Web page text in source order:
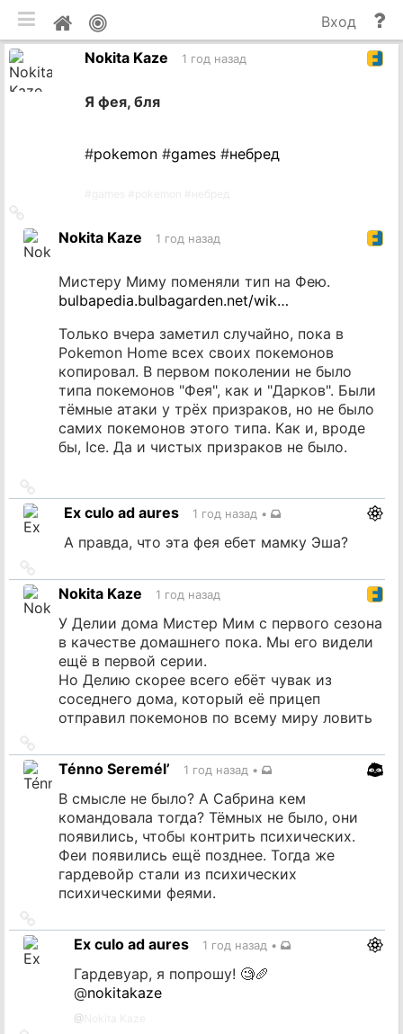
Мой
профиль
и
Вход
Nokita Kaze
1 год назад
Я фея, бля
#pokemon #games #небред
на
источникNokita Kaze 1 год назад
Мистеру Миму поменяли тип на Фею.
bulbapedia.bulbagarden.net/wik…
Только вчера заметил случайно, пока в
Pokemon Home всех своих покемонов
копировал. В первом поколении не было
типа покемонов "Фея", как и "Дарков". Были
тёмные атаки у трёх призраков, но не было
самих покемонов этого типа. Как и, вроде
бы, Ice. Да и чистых призраков не было.
на
источникEx culo ad aures 1 год назад •
А правда, что эта фея ебет мамку Эша?
на
источник
Nokita Kaze 1 год назад
У Делии дома Мистер Мим с первого сезона
в качестве домашнего пока. Мы его видели
ещё в первой серии.
Но Делию скорее всего ебёт чувак из
соседнего дома, который её прицеп
отправил покемонов по всему миру ловить
на
источник
Ténno Seremél’ 1 год назад •
В смысле не было? А Сабрина кем
командовала тогда? Тёмных не было, они
появились, чтобы контрить психических.
Феи появились ещё позднее. Тогда же
гардевойр стали из психических
психическими феями.
на
источникEx culo ad aures 1 год назад •
Гардевуар, я попрошу! 🧐🥖
@nokitakaze
@
мобильная версия